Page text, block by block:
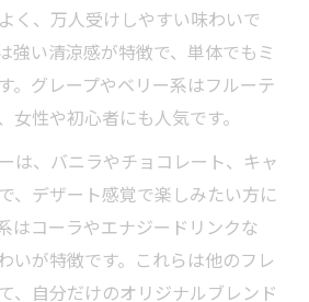
く、万人受けしやすい味わいで
強い清涼感が特徴で、単体でもミ
。グレープやベリー系はフルーテ
女性や初心者にも人気です。
は、バニラやチョコレート、キャ
、デザート感覚で楽しみたい方に
はコーラやエナジードリンクな
いが特徴です。これらは他のフレ
、自分だけのオリジナルブレンド